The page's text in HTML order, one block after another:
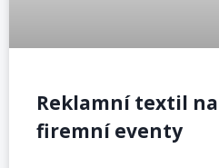
Reklamní textil
firemní eventy